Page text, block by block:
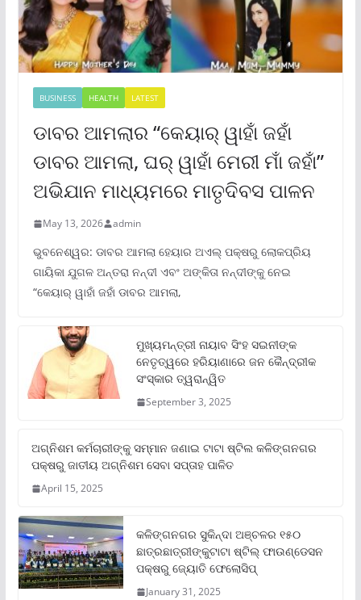
BUSINESS HEALTH LATEST
ଡାବର ଆମଲାର “କେୟାର୍ ୱାହାଁ ଜହାଁ
ଡାବର ଆମଲା, ଘର୍ ୱାହାଁ ମେରୀ ମାଁ ଜହାଁ”
ଅଭିଯାନ ମାଧ୍ୟମରେ ମାତୃଦିବସ ପାଳନ
May 13, 2026 admin
ଭୁବନେଶ୍ୱର: ଡାବର ଆମଲା ହେୟାର ଅଏଲ୍ ପକ୍ଷରୁ ଲୋକପ୍ରିୟ
ଗାୟିକା ଯୁଗଳ ଅନ୍ତରା ନନ୍ଦୀ ଏବଂ ଅଙ୍କିତା ନନ୍ଦୀଙ୍କୁ ନେଇ
“କେୟାର୍ ୱାହାଁ ଜହାଁ ଡାବର ଆମଲା,
ମୁଖ୍ୟମନ୍ତ୍ରୀ ନାୟାବ ସିଂହ ସଇନୀଙ୍କ
ନେତୃତ୍ୱରେ ହରିୟାଣାରେ ଜନ କୈନ୍ଦ୍ରୀକ
ସଂସ୍କାର ତ୍ୱରାନ୍ୱିତ
September 3, 2025
ଅଗ୍ନିଶମ କର୍ମଚାରୀଙ୍କୁ ସମ୍ମାନ ଜଣାଇ ଟାଟା ଷ୍ଟିଲ କଳିଙ୍ଗନଗର
ପକ୍ଷରୁ ଜାତୀୟ ଅଗ୍ନିଶମ ସେବା ସପ୍ତାହ ପାଳିତ
April 15, 2025
କଳିଙ୍ଗନଗର ସୁକିନ୍ଦା ଅଞ୍ଚଳର ୧୫୦
ଛାତ୍ରଛାତ୍ରୀଙ୍କୁଟାଟା ଷ୍ଟିଲ୍ ଫାଉଣ୍ଡେସନ
ପକ୍ଷରୁ ଜ୍ୟୋତି ଫେଲୋସିପ୍‌
January 31, 2025